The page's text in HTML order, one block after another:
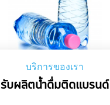
บริการของเรา
รับผลิตน้ำดื่มติดแบรนด์